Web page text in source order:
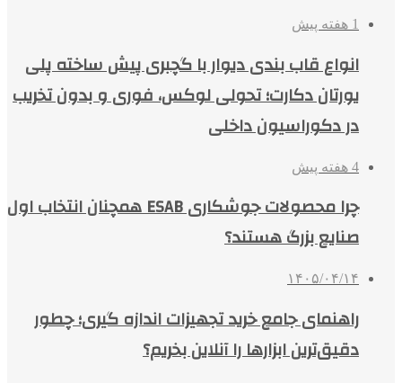
1 هفته پیش
انواع قاب بندی دیوار با گچبری پیش ساخته پلی
یورتان دکارت؛ تحولی لوکس، فوری و بدون تخریب
در دکوراسیون داخلی
4 هفته پیش
چرا محصولات جوشکاری ESAB همچنان انتخاب اول
صنایع بزرگ هستند؟
۱۴۰۵/۰۴/۱۴
راهنمای جامع خرید تجهیزات اندازه گیری؛ چطور
دقیق‌ترین ابزارها را آنلاین بخریم؟